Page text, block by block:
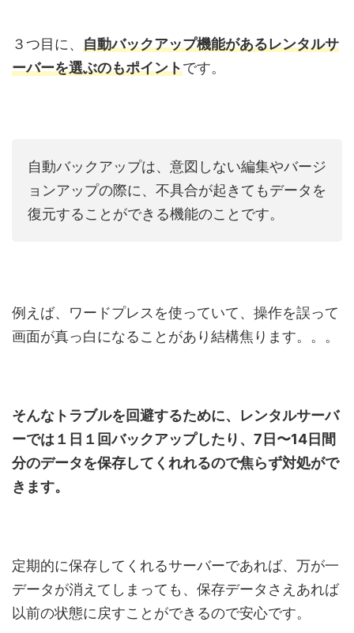
３つ目に、 自動バックアップ機能があるレンタルサ
ーバーを選ぶのもポイントです。
自動バックアップは、意図しない編集やバージ
ョンアップの際に、不具合が起きてもデータを
復元することができる機能のことです。
例えば、ワードプレスを使っていて、操作を誤って
画面が真っ白になることがあり結構焦ります。。。
そんなトラブルを回避するために、レンタルサーバ
ーでは１日１回バックアップしたり、7日〜14日間
分のデータを保存してくれれるので焦らず対処がで
きます。
定期的に保存してくれるサーバーであれば、万が一
データが消えてしまっても、保存データさえあれば
以前の状態に戻すことができるので安心です。